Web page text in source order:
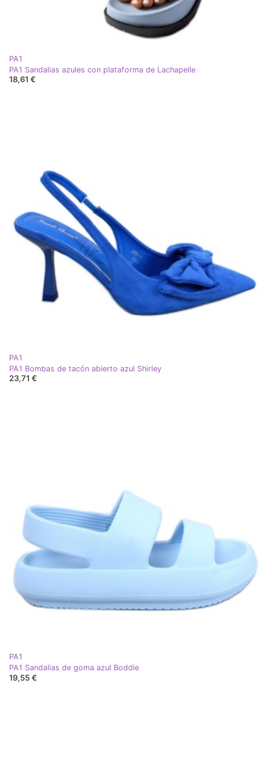
PA1
PA1 Sandalias azules con plataforma de Lachapelle
18,61 €
PA1
PA1 Bombas de tacón abierto azul Shirley
23,71 €
PA1
PA1 Sandalias de goma azul Boddie
19,55 €